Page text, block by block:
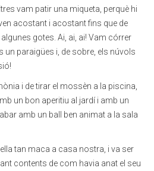
vam patir una miqueta, perquè hi
acostant i acostant fins que de
gotes. Ai, ai, ai! Vam córrer
un paraigües i, de sobre, els núvols
i de tirar el mossèn a la piscina,
un bon aperitiu al jardí i amb un
amb un ball ben animat a la sala
tan maca a casa nostra, i va ser
contents de com havia anat el seu